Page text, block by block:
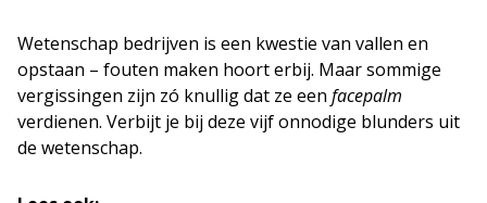
Wetenschap bedrijven is een kwestie van vallen en
opstaan – fouten maken hoort erbij. Maar sommige
vergissingen zijn zó knullig dat ze een facepalm
verdienen. Verbijt je bij deze vijf onnodige blunders uit
de wetenschap.